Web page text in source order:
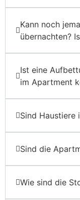
Kann noch
übernachten?
Ist eine
im Apartment
Sind Haustiere
Sind die
Wie sind die